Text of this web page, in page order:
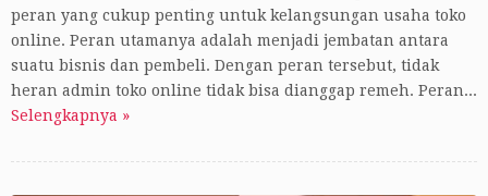
peran yang cukup penting untuk kelangsungan usaha toko
online. Peran utamanya adalah menjadi jembatan antara
suatu bisnis dan pembeli. Dengan peran tersebut, tidak
heran admin toko online tidak bisa dianggap remeh. Peran...
Selengkapnya »